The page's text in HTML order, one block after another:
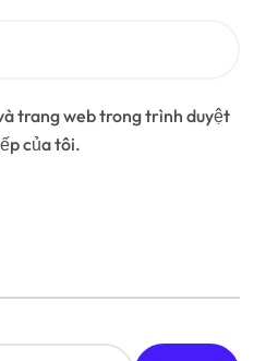
trang web trong trình duyệt
của tôi.